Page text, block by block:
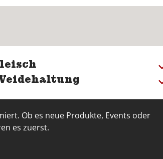
Ob es neue Produkte, Events oder
es zuerst.